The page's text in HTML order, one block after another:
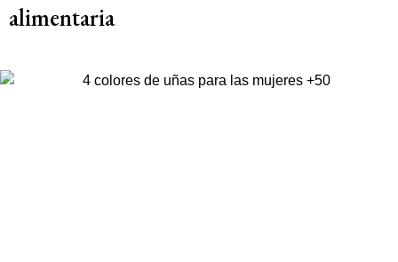
alimentaria